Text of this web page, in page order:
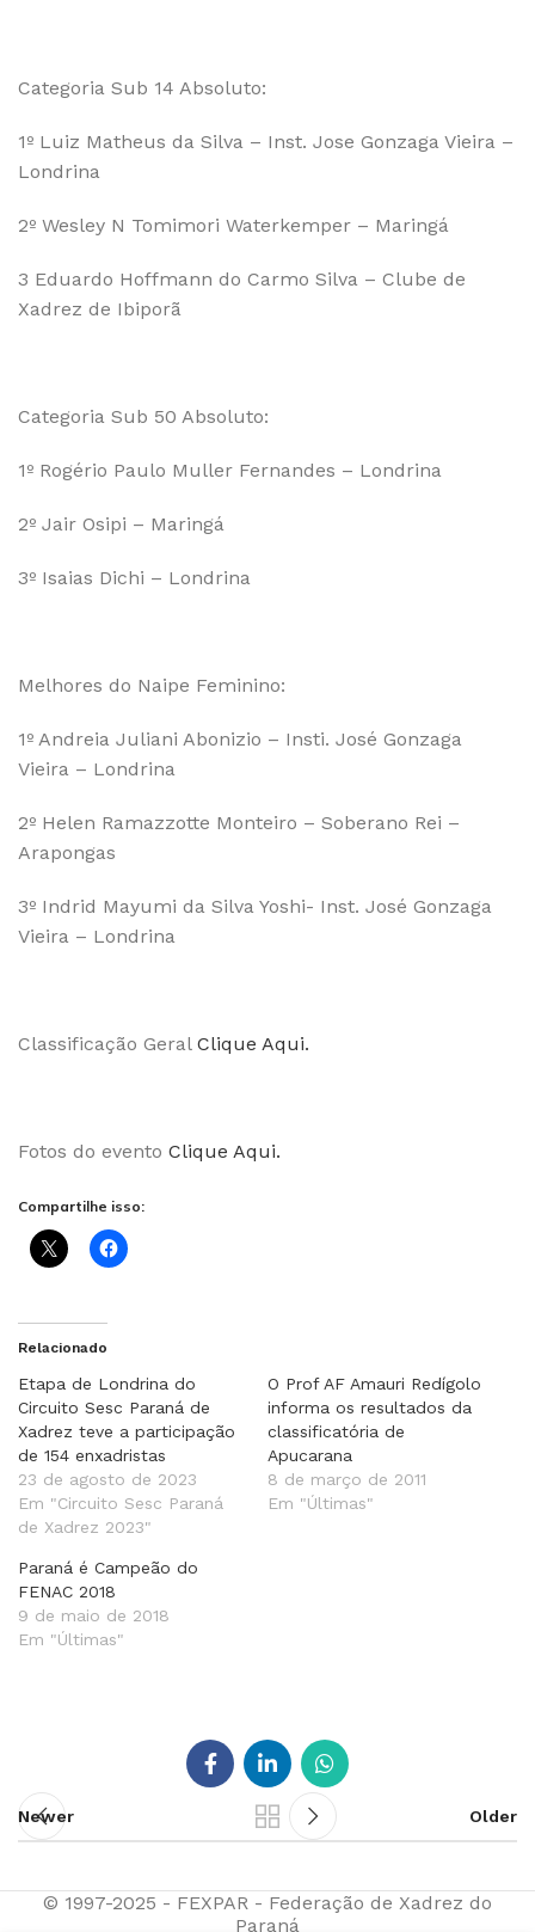
Categoria Sub 14 Absoluto:
1º Luiz Matheus da Silva – Inst. Jose Gonzaga Vieira –
Londrina
2º Wesley N Tomimori Waterkemper – Maringá
3 Eduardo Hoffmann do Carmo Silva – Clube de
Xadrez de Ibiporã
Categoria Sub 50 Absoluto:
1º Rogério Paulo Muller Fernandes – Londrina
2º Jair Osipi – Maringá
3º Isaias Dichi – Londrina
Melhores do Naipe Feminino:
1º Andreia Juliani Abonizio – Insti. José Gonzaga
Vieira – Londrina
2º Helen Ramazzotte Monteiro – Soberano Rei –
Arapongas
3º Indrid Mayumi da Silva Yoshi- Inst. José Gonzaga
Vieira – Londrina
Classificação Geral Clique Aqui.
Fotos do evento Clique Aqui.
Compartilhe isso:
Relacionado
Etapa de Londrina do
Circuito Sesc Paraná de
Xadrez teve a participação
de 154 enxadristas
23 de agosto de 2023
Em "Circuito Sesc Paraná
de Xadrez 2023"
O Prof AF Amauri Redígolo
informa os resultados da
classificatória de
Apucarana
8 de março de 2011
Em "Últimas"
Paraná é Campeão do
FENAC 2018
9 de maio de 2018
Em "Últimas"
Newer Older
© 1997-2025 - FEXPAR - Federação de Xadrez do
Paraná